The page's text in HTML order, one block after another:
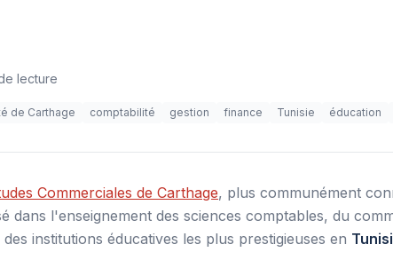
lecture
de Carthage comptabilité gestion finance Tunisie éducation
Commerciales de Carthage, plus communément
dans l'enseignement des sciences comptables, du
institutions éducatives les plus prestigieuses en